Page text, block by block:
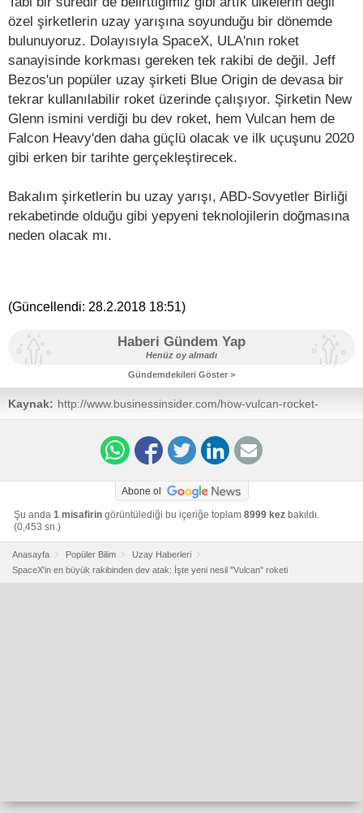
özel şirketlerin uzay yarışına soyunduğu bir dönemde
bulunuyoruz. Dolayısıyla SpaceX, ULA'nın roket
sanayisinde korkması gereken tek rakibi de değil. Jeff
Bezos'un popüler uzay şirketi Blue Origin de devasa bir
tekrar kullanılabilir roket üzerinde çalışıyor. Şirketin New
Glenn ismini verdiği bu dev roket, hem Vulcan hem de
Falcon Heavy'den daha güçlü olacak ve ilk uçuşunu 2020
gibi erken bir tarihte gerçekleştirecek.
Bakalım şirketlerin bu uzay yarışı, ABD-Sovyetler Birliği
rekabetinde olduğu gibi yepyeni teknolojilerin doğmasına
neden olacak mı.
(Güncellendi: 28.2.2018 18:51)
Haberi Gündem Yap
Henüz oy almadı
Gündemdekileri Göster >
Kaynak: http://www.businessinsider.com/how-vulcan-rocket-
works-united-launch-alliance-2018-2#thats-less-than-
nearly-five-school-buses-for-one-fourth-the-price-but-
bruno-said-there-were-big-differences-between-the-two-
Abone ol
Şu anda 1 misafirin görüntülediği bu içeriğe toplam 8999 kez bakıldı.
(0,453 sn.)
Anasayfa Popüler Bilim
Uzay Haberleri
SpaceX'in en büyük rakibinden dev atak: İşte yeni nesil "Vulcan" roketi